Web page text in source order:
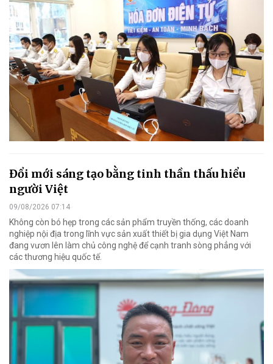
Đổi mới sáng tạo bằng tinh thần thấu hiểu
người Việt
09/08/2026 07:14
Không còn bó hẹp trong các sản phẩm truyền thống, các doanh
nghiệp nội địa trong lĩnh vực sản xuất thiết bị gia dụng Việt Nam
đang vươn lên làm chủ công nghệ để cạnh tranh sòng phẳng với
các thương hiệu quốc tế.